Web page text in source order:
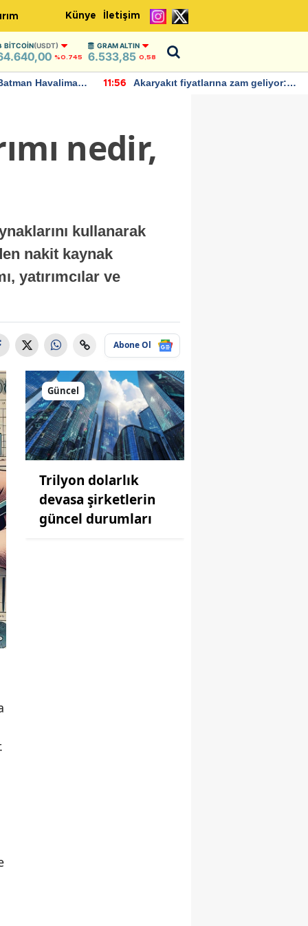
Künye İletişim
BITCOIN(USDT)
%0.745
GRAM ALTIN
6.533,85 0,58
Havalimanı
11:56
Akaryakıt fiyatlarına zam geliyor:
nedir,
kullanarak
nakit kaynak
yatırımcılar ve
Abone Ol
Güncel
Trilyon dolarlık
devasa şirketlerin
güncel durumları